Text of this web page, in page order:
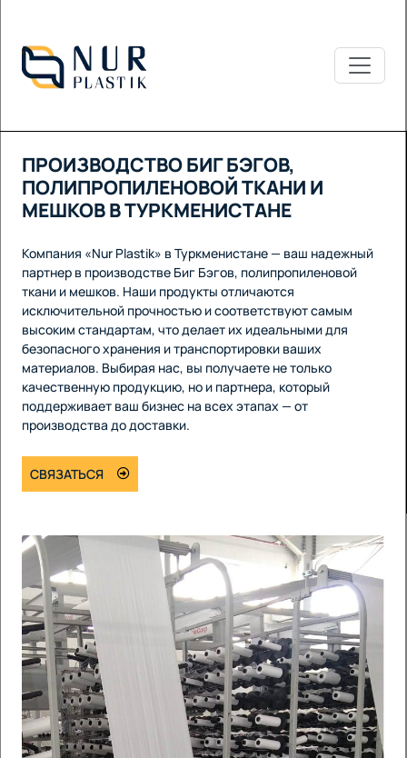
ПРОИЗВОДСТВО БИГ БЭГОВ,
ПОЛИПРОПИЛЕНОВОЙ ТКАНИ И
МЕШКОВ В ТУРКМЕНИСТАНЕ
Компания «Nur Plastik» в Туркменистане — ваш надежный
партнер в производстве Биг Бэгов, полипропиленовой
ткани и мешков. Наши продукты отличаются
исключительной прочностью и соответствуют самым
высоким стандартам, что делает их идеальными для
безопасного хранения и транспортировки ваших
материалов. Выбирая нас, вы получаете не только
качественную продукцию, но и партнера, который
поддерживает ваш бизнес на всех этапах — от
производства до доставки.
СВЯЗАТЬСЯ